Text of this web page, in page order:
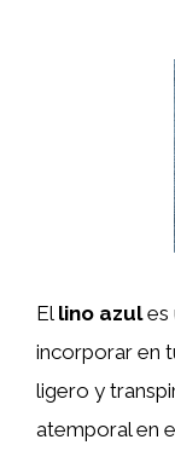
El lino azules
incorporar en
ligero y
atemporal en